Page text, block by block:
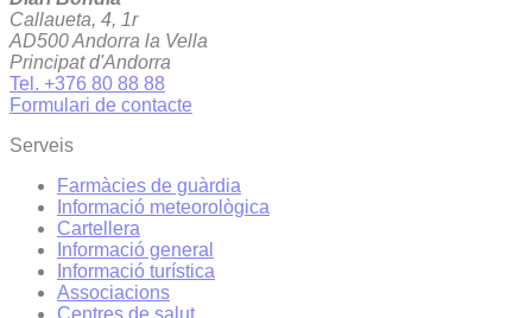
Callaueta, 4, 1r
AD500 Andorra la Vella
Principat d'Andorra
Tel. +376 80 88 88
Formulari de contacte
Serveis
Farmàcies de guàrdia
Informació meteorològica
Cartellera
Informació general
Informació turística
Associacions